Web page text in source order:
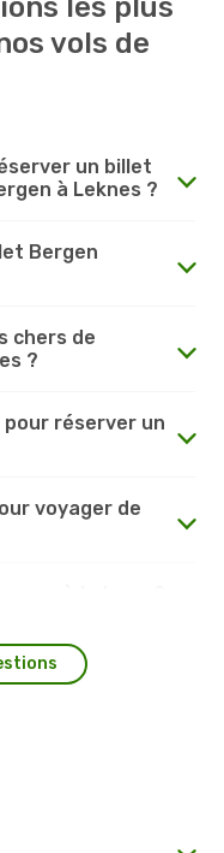
les plus
vols de
un billet
à Leknes ?
Bergen
chers de
?
pour réserver un
voyager de